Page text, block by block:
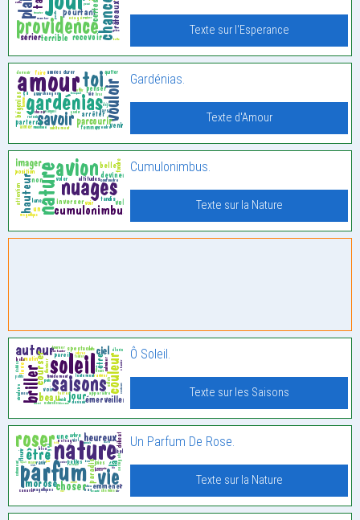
Texte sur l'Esperance
Gardénias.
Texte d'Amour
Cumulonimbus.
Texte sur la Nature
Ô Soleil.
Texte sur les Saisons
Un Parfum De Rose.
Texte sur la Nature